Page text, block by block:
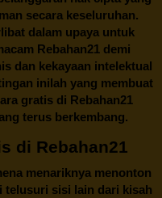
secara keseluruhan.
dalam upaya untuk
Rebahan21 demi
dan kekayaan intelektual
inilah yang membuat
gratis di Rebahan21
terus berkembang.
di Rebahan21
menariknya menonton
telusuri sisi lain dari kisah